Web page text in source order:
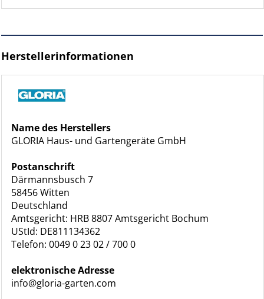
Herstellerinformationen
Name des Herstellers
GLORIA Haus- und Gartengeräte GmbH
Postanschrift
Därmannsbusch 7
58456 Witten
Deutschland
Amtsgericht: HRB 8807 Amtsgericht Bochum
UStId: DE811134362
Telefon: 0049 0 23 02 / 700 0
elektronische Adresse
info@gloria-garten.com